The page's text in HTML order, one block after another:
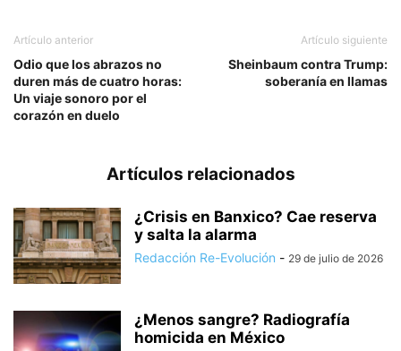
Artículo anterior
Odio que los abrazos no
duren más de cuatro horas:
Un viaje sonoro por el
corazón en duelo
Artículo siguiente
Sheinbaum contra Trump:
soberanía en llamas
Artículos relacionados
¿Crisis en Banxico? Cae reserva
y salta la alarma
Redacción Re-Evolución - 29 de julio de 2026
¿Menos sangre? Radiografía
homicida en México